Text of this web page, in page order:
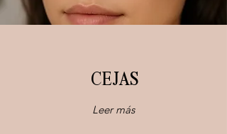
CEJAS
Leer más